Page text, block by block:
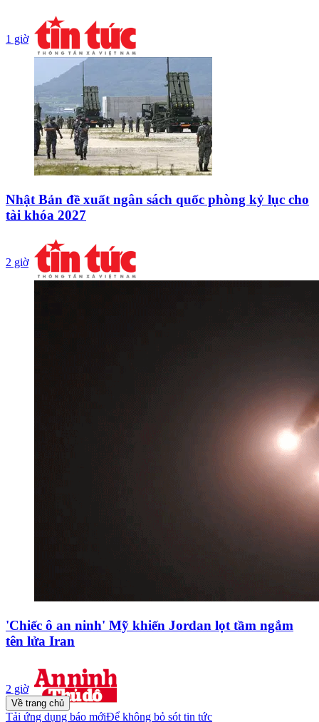
1 giờ
Nhật Bản đề xuất ngân sách quốc phòng kỷ lục cho
tài khóa 2027
2 giờ
'Chiếc ô an ninh' Mỹ khiến Jordan lọt tầm ngắm
tên lửa Iran
2 giờ
Về trang chủ
Tải ứng dụng báo mớiĐể không bỏ sót tin tức